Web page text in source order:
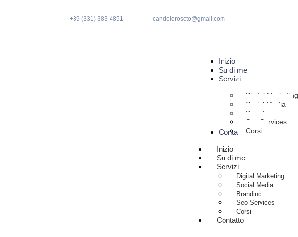
+39 (331) 383-4851 candelorosoto@gmail.com
Inizio
Su di me
Servizi
Digital Marketing
Social Media
Branding
Seo Services
Corsi
Contatto
Inizio
Su di me
Servizi
Digital Marketing
Social Media
Branding
Seo Services
Corsi
Contatto